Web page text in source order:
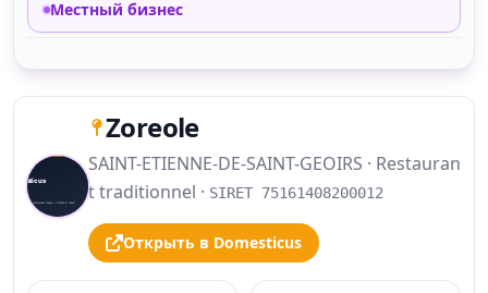
Местный бизнес
Zoreole
SAINT-ETIENNE-DE-SAINT-GEOIRS · Restauran
t traditionnel · SIRET 75161408200012
Открыть в Domesticus